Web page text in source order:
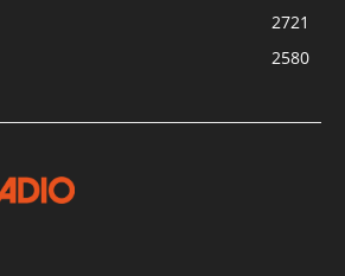
2721
2580